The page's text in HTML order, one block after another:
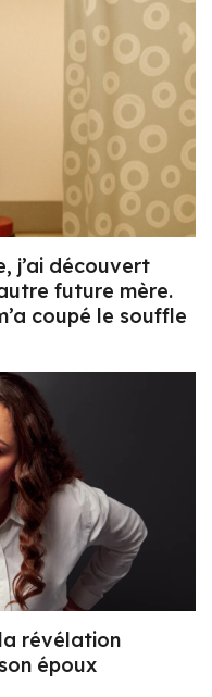
j’ai découvert
future mère.
coupé le souffle
révélation
époux